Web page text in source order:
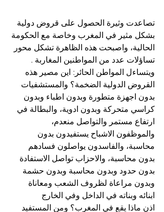
تصاعدت وثيرة الحصول على قروض دولية
بشكل مثير في المغرب وخاصة مع الحكومة
الحالية، واصبحت هذه الظاهرة تشكل محور
تساؤلات عدد من المواطنين المغاربة .
ويتساءل المواطن الحائر: اين مصير هذه
القروض الدولية الضخمة؟ والمستشفيات
بدون اجهزة متطورة وبدون اطباء وبدون
كراسي متحركة وبدون ادوية، والبطالة في
ارتفاع مستمر والتواصل منعدم،
والموظفون الاشباح يستفيدون بدون
محاسبة، والفاسدون يواصلون فسادهم
بدون محاسبة، والاحزاب تواصل الاستفادة
بدون حدود وبدون محاسبة وبدون حشمة
وبدون مراعاة لظروف الشعب ومعاناة
ابنائه وبناته في الداخل وفي الخارج
اذن ماذا يقع في المغرب؟ ومن المستفيد